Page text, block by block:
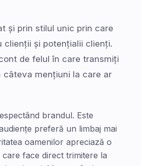
și prin stilul unic prin care
clienții și potențialii clienți.
de felul în care transmiți
câteva mențiuni la care ar
brandul. Este
preferă un limbaj mai
oamenilor apreciază o
face direct trimitere la